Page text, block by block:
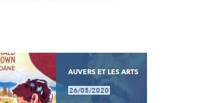
AUVERS ET LES ARTS
26/05/2020